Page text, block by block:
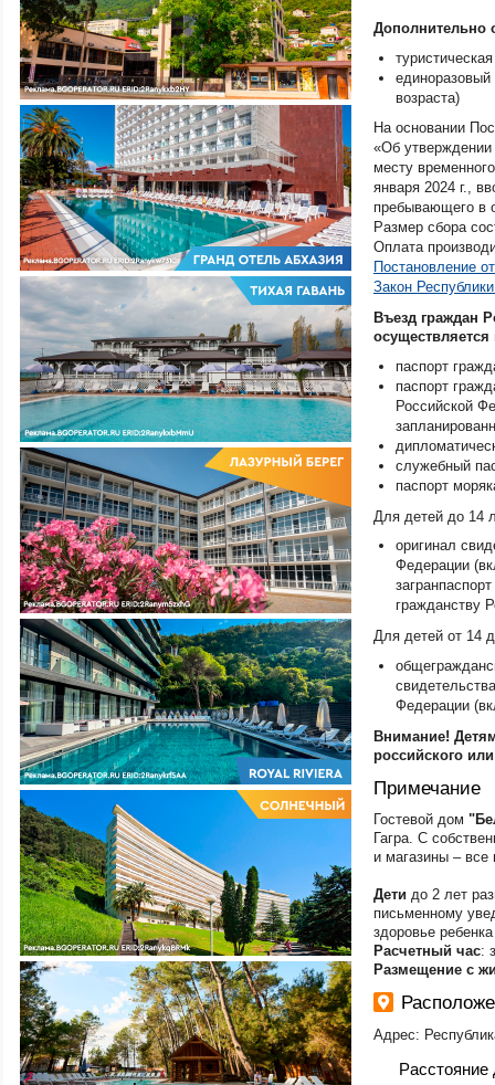
Дополнительно
единоразовый
возраста)
На основании
«Об утверждении
месту
января 2024 г.,
пребывающего в
Размер сбора
Оплата
Постановление
Закон
Въезд граждан
паспорт
паспорт
Российской
служебный
паспорт
Для детей до 14
оригинал
Федерации
гражданству
Для детей от 14
Федерации
Внимание!
российского
Примечание
Гостевой дом
Гагра. С
и магазины – все
Дети до 2 лет
письменному
здоровье ребенка
Расчетный час:
Размещение с
Адрес:
Расстояние